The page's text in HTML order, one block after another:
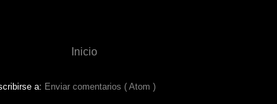
Inicio
a: Enviar comentarios ( Atom )